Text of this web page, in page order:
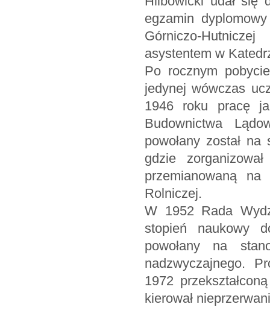
egzamin
Górniczo-
asystentem w
Po rocznym
jedynej wówczas
1946 roku pracę
Budownictwa
powołany został
gdzie
przemianowaną
Rolniczej.
W 1952 Rada
stopień naukowy
powołany na
nadzwyczajnego.
1972
kierował